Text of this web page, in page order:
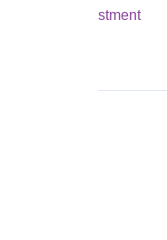
Investment